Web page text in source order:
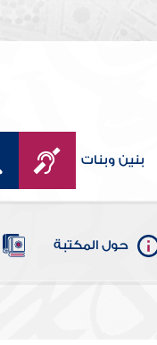
بنين وبنات
حول المكتبة